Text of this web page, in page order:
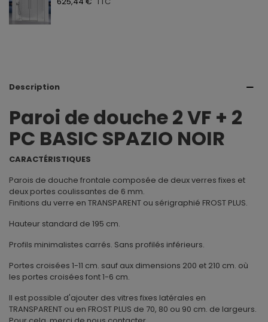
Description
Paroi de douche 2 VF + 2
PC BASIC SPAZIO NOIR
CARACTÉRISTIQUES
Parois de douche frontale composée de deux verres fixes et
deux portes coulissantes de 6 mm.
Finitions du verre en TRANSPARENT ou sérigraphié FROST PLUS.
Hauteur standard de 195 cm.
Profils minimalistes carrés. Sans profilés inférieurs.
Portes croisées 1-11 cm. sauf aux dimensions 200 et 210 cm. où
les portes croisées font 1-6 cm.
Il est possible d'ajouter des vitres fixes latérales en
TRANSPARENT ou en FROST PLUS de 70, 80 ou 90 cm. de largeurs.